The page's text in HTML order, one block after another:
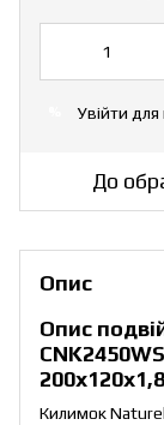
Увійти для
До
Опис
Опис
Килимок